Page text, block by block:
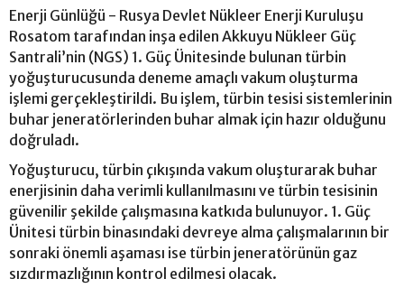
Enerji Günlüğü - Rusya Devlet Nükleer Enerji Kuruluşu
Rosatom tarafından inşa edilen Akkuyu Nükleer Güç
Santrali’nin (NGS) 1. Güç Ünitesinde bulunan türbin
yoğuşturucusunda deneme amaçlı vakum oluşturma
işlemi gerçekleştirildi. Bu işlem, türbin tesisi sistemlerinin
buhar jeneratörlerinden buhar almak için hazır olduğunu
doğruladı.
Yoğuşturucu, türbin çıkışında vakum oluşturarak buhar
enerjisinin daha verimli kullanılmasını ve türbin tesisinin
güvenilir şekilde çalışmasına katkıda bulunuyor. 1. Güç
Ünitesi türbin binasındaki devreye alma çalışmalarının bir
sonraki önemli aşaması ise türbin jeneratörünün gaz
sızdırmazlığının kontrol edilmesi olacak.